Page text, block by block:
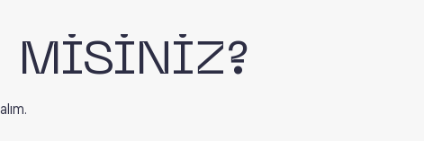
MİSİNİZ?